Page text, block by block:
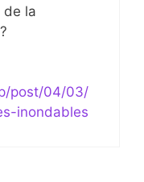
de la
post/04/03/
inondables